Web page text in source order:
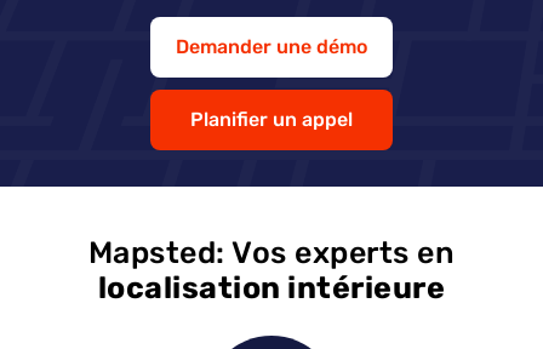
Demander une démo
Planifier un appel
Mapsted: Vos experts en
localisation intérieure